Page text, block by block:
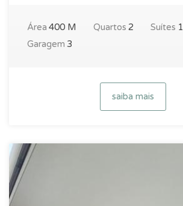
Área 400 M Quartos 2 Suítes 1
Garagem 3
saiba mais